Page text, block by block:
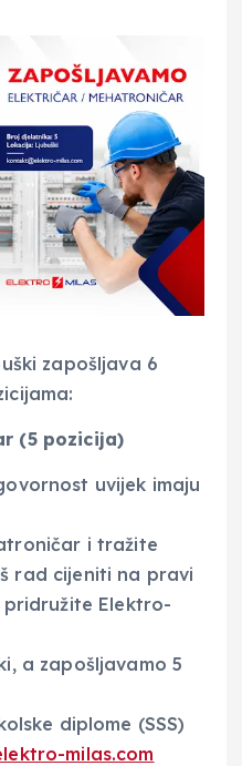
zapošljava 6
(5 pozicija)
uvijek imaju
i tražite
rad cijeniti na pravi
pridružite Elektro-
a zapošljavamo 5
diplome (SSS)
milas.com